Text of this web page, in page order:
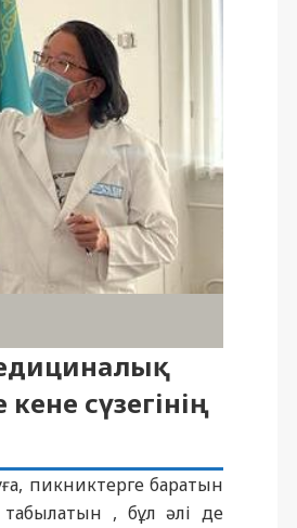
сүзегінің
пикниктерге баратын
, бұл әлі де